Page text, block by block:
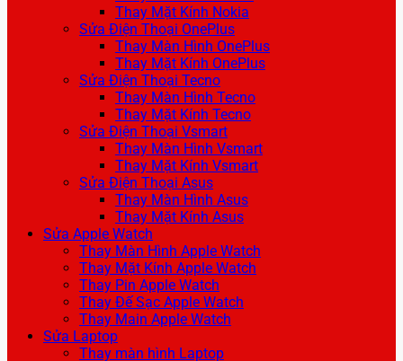
Thay Mặt Kính Nokia
Sửa Điện Thoại OnePlus
Thay Màn Hình OnePlus
Thay Mặt Kính OnePlus
Sửa Điện Thoại Tecno
Thay Màn Hình Tecno
Thay Mặt Kính Tecno
Sửa Điện Thoại Vsmart
Thay Màn Hình Vsmart
Thay Mặt Kính Vsmart
Sửa Điện Thoại Asus
Thay Màn Hình Asus
Thay Mặt Kính Asus
Sửa Apple Watch
Thay Màn Hình Apple Watch
Thay Mặt Kính Apple Watch
Thay Pin Apple Watch
Thay Đế Sạc Apple Watch
Thay Main Apple Watch
Sửa Laptop
Thay màn hình Laptop